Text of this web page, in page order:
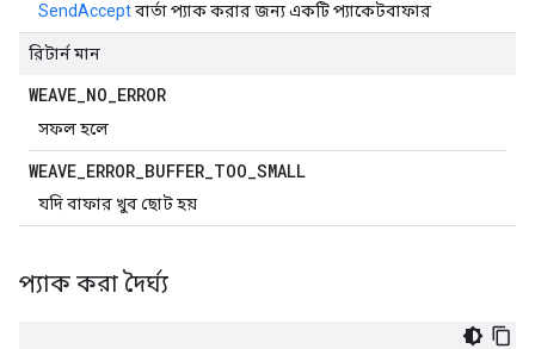
SendAcceptবার্তা প্যাক করার জন্য একটি প্যাকেটবাফার
রিটার্ন মান
WEAVE_NO_ERROR
সফল হলে
WEAVE_ERROR_BUFFER_TOO_SMALL
যদি বাফার খুব ছোট হয়
প্যাক করা দৈর্ঘ্য